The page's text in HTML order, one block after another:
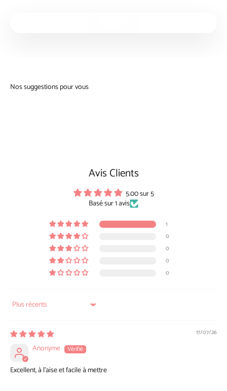
Avis Clients
5.00 sur 5
Basé sur 1 avis
1
0
0
0
0
Sort by
17/07/26
Anonyme
Excellent, à l’aise et facile à mettre